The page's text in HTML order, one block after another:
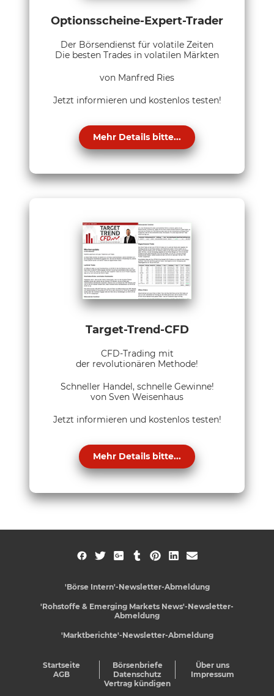
Optionsscheine-Expert-Trader
Der Börsendienst für volatile Zeiten
Die besten Trades in volatilen Märkten
von Manfred Ries
Jetzt informieren und kostenlos testen!
Mehr Details bitte...
Target-Trend-CFD
CFD-Trading mit
der revolutionären Methode!
Schneller Handel, schnelle Gewinne!
von Sven Weisenhaus
Jetzt informieren und kostenlos testen!
Mehr Details bitte...
'Börse Intern'-Newsletter-Abmeldung
'Rohstoffe & Emerging Markets News'-Newsletter-
Abmeldung
'Marktberichte'-Newsletter-Abmeldung
Startseite Börsenbriefe
Über uns
AGB
Datenschutz
Impressum
Vertrag kündigen